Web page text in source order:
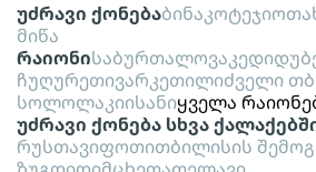
უძრავი ქონებაბინაკოტეჯი
მიწა
რაიონისაბურთალოვაკე
ჩუღურეთივარკეთილიძველი
სოლოლაკიისანიყველა
უძრავი ქონება სხვა
რუსთავიფოთითბილისის